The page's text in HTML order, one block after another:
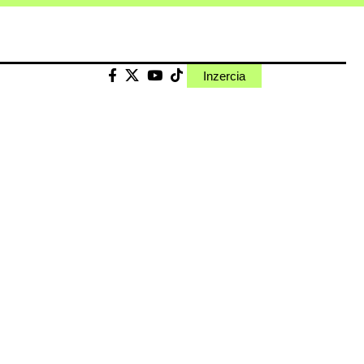
Inzercia